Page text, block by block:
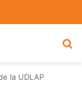
la UDLAP